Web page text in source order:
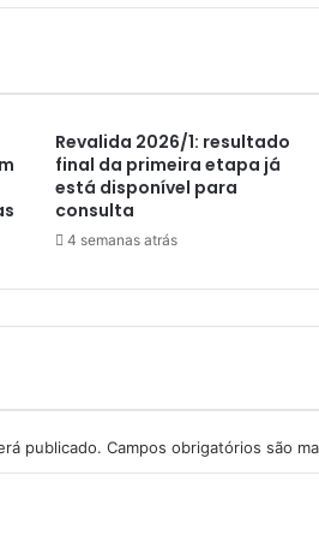
Revalida 2026/1: resultado
final da primeira etapa já
está disponível para
consulta
4 semanas atrás
publicado. Campos obrigatórios são